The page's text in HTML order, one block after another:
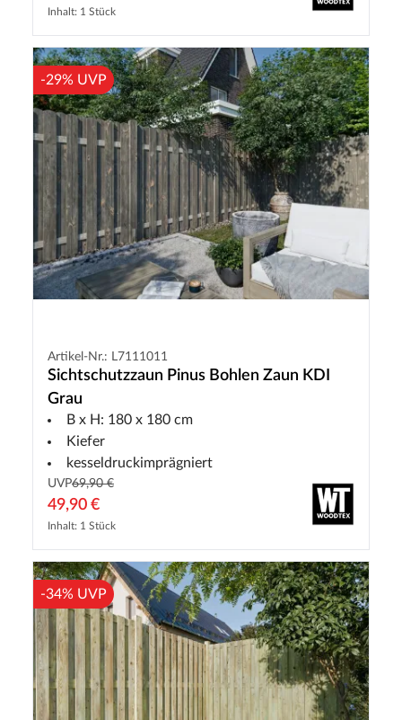
Inhalt: 1 Stück
-29% UVP
Artikel-Nr.: L7111011
Sichtschutzzaun Pinus Bohlen Zaun KDI
Grau
B x H: 180 x 180 cm
Kiefer
kesseldruckimprägniert
UVP69,90 €
49,90 €
Inhalt: 1 Stück
-34% UVP